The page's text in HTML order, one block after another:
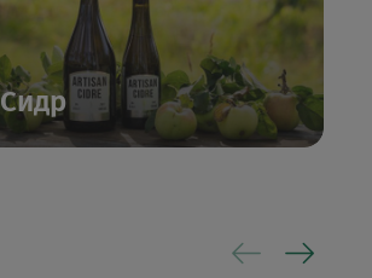
Сидр